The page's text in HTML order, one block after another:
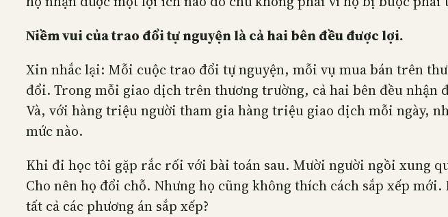
Niềm vui của trao đổi tự nguyện là cả hai bên đều được lợi.
Xin nhắc lại: Mỗi cuộc trao đổi tự nguyện, mỗi vụ mua bán trên
đổi. Trong mỗi giao dịch trên thương trường, cả hai bên đều
Và, với hàng triệu người tham gia hàng triệu giao dịch mỗi ngày,
mức nào.
Khi đi học tôi gặp rắc rối với bài toán sau. Mười người ngồi xung
Cho nên họ đổi chỗ. Nhưng họ cũng không thích cách sắp xếp
tất cả các phương án sắp xếp?